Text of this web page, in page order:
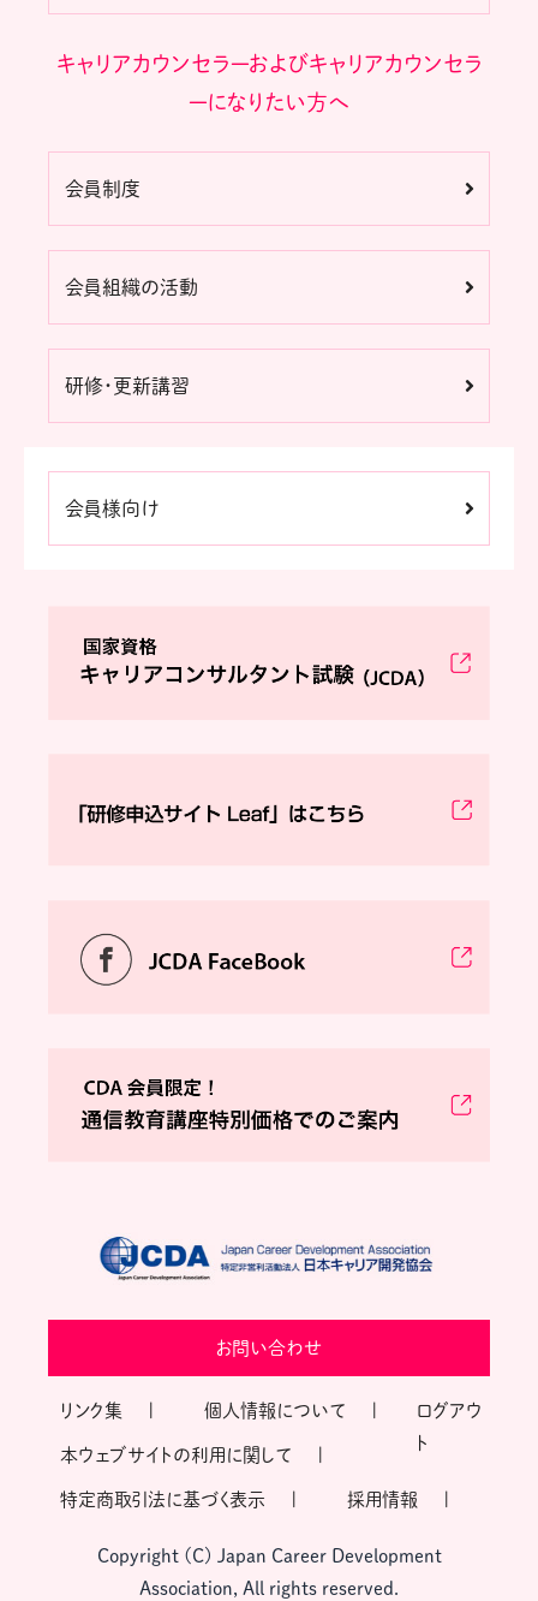
キャリアカウンセラーおよびキャリアカウンセラ
ーになりたい方へ
会員制度
会員組織の活動
研修・更新講習
会員様向け
お問い合わせ
リンク集 個人情報について
本ウェブサイトの利用に関して
特定商取引法に基づく表示 採用情報
ログアウ
ト
Copyright (C) Japan Career Development
Association, All rights reserved.